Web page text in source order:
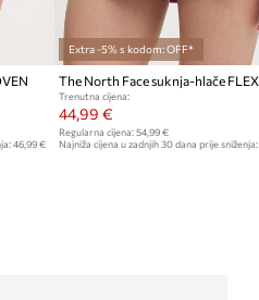
46,99 €
Extra -5% s kodom: OFF*
Trenutna cijena:
44,99 €
Regularna cijena: 54,99 €
Najniža cijena u zadnjih 30 dana prije sniženja: